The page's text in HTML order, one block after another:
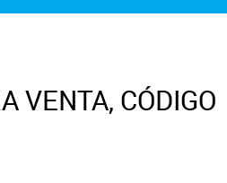
VENTA, CÓDIGO